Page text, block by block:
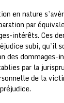
en nature
par
intérêts. Ces
subi, qu’il
des dommages-
par la
de la